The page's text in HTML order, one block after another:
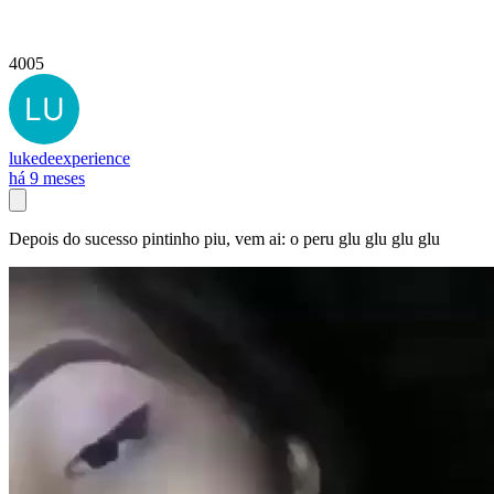
4005
lukedeexperience
há 9 meses
Depois do sucesso pintinho piu, vem ai: o peru glu glu glu glu